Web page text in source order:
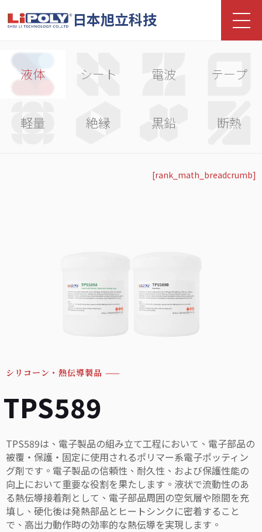
日本旭立科技
液体 シート 電波 テープ
軽量 絶縁 黒鉛 断熱
[rank_math_breadcrumb]
シリコーン・熱伝導製品 ——
TPS589
TPS589は、電子製品の組み立て工程において、電子部品の
被覆・保護・固定に使用されるポリマー系電子ポッティン
グ剤です。電子製品の信頼性、耐久性、および保護性能の
向上において重要な役割を果たします。液状で流動性のあ
る熱伝導接着剤として、電子部品周囲の空気層や隙間を充
填し、硬化後は発熱部品とヒートシンクに密着すること
で、高出力動作時の効率的な熱伝導を実現します。